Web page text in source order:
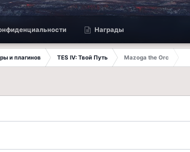
Награды
и плагинов TES IV: Твой Путь
Mazoga the Orc